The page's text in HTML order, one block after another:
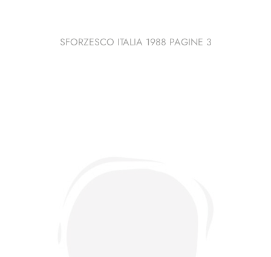
SFORZESCO ITALIA 1988 PAGINE 3